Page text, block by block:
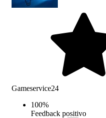
Gameservice24
100%
Feedback positivo